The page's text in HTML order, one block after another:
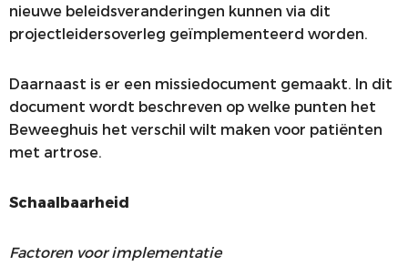
nieuwe beleidsveranderingen kunnen via dit
projectleidersoverleg geïmplementeerd worden.
Daarnaast is er een missiedocument gemaakt. In dit
document wordt beschreven op welke punten het
Beweeghuis het verschil wilt maken voor patiënten
met artrose.
Schaalbaarheid
Factoren voor implementatie